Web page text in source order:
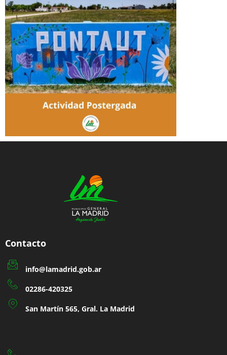
Contacto
info@lamadrid.gob.ar
02286-420325
San Martín 565, Gral. La Madrid